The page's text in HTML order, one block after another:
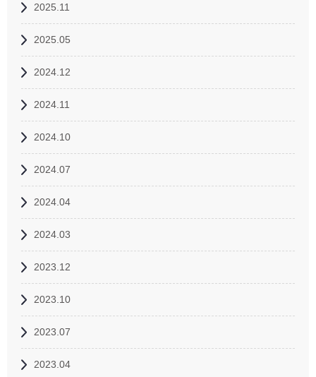
2025.11
2025.05
2024.12
2024.11
2024.10
2024.07
2024.04
2024.03
2023.12
2023.10
2023.07
2023.04